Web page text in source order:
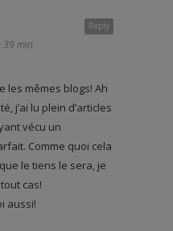
Reply
min
les mêmes blogs! Ah
j’ai lu plein d’articles
vécu un
Comme quoi cela
le tiens le sera, je
cas!
aussi!